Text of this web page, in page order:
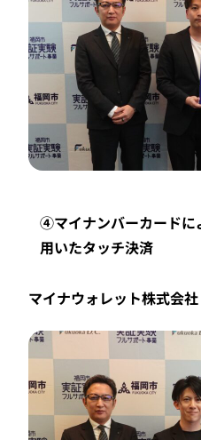
④マイナンバーカードに
用いたタッチ決済
マイナウォレット株式会社